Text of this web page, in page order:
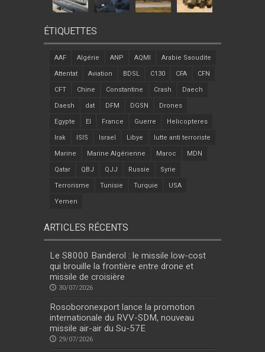
ÉTIQUETTES
AAF Algérie ANP AQMI Arabie Saoudite
Attentat Aviation BDSL C130 CFA CFN
CFT Chine Constantine Crash Daech
Daesh dat DFM DGSN Drones
Egypte EI France Guerre Helicopteres
Irak ISIS Israel Libye lutte anti terroriste
Marine Marine Algérienne Maroc MDN
Qatar QBJ QJJ Russie Syrie
Terrorisme Tunisie Turquie USA
Yemen
ARTICLES RÉCENTS
Le S8000 Banderol : le missile low-cost
qui brouille la frontière entre drone et
missile de croisière
30/07/2026
Rosoboronexport lance la promotion
internationale du RVV-SDM, nouveau
missile air-air du Su-57E
29/07/2026